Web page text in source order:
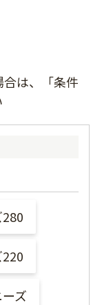
は、「条件
ズ